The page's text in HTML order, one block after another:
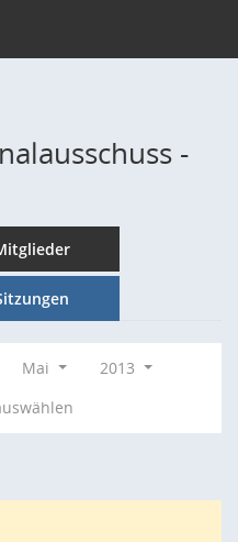
-
Mai
2013